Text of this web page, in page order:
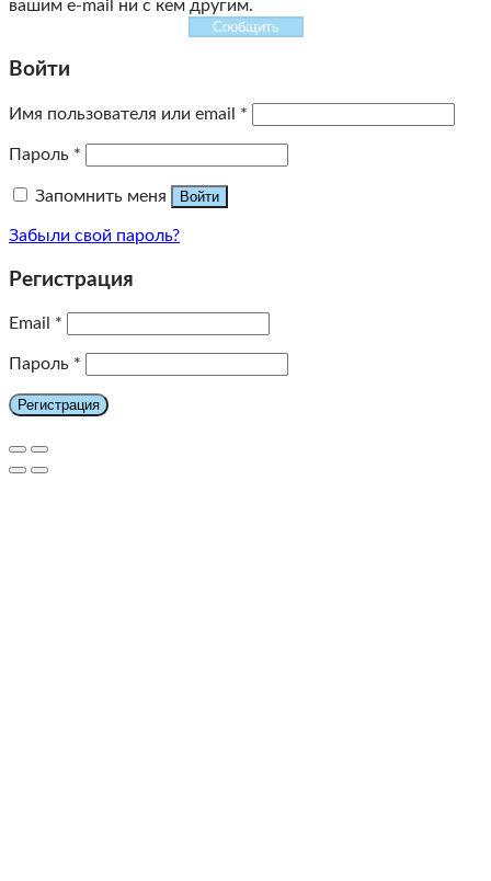
вашим e-mail ни с кем другим.
Сообщить
Войти
Имя пользователя или email *
Пароль *
Запомнить меня Войти
Забыли свой пароль?
Регистрация
Email *
Пароль *
Регистрация